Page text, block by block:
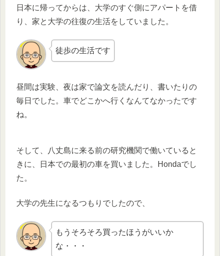
日本に帰ってからは、大学のすぐ側にアパートを借
り、家と大学の往復の生活をしていました。
徒歩の生活です
昼間は実験、夜は家で論文を読んだり、書いたりの
毎日でした。車でどこかへ行くなんてなかったです
ね。
そして、八丈島に来る前の研究機関で働いていると
きに、日本での最初の車を買いました。Hondaでし
た。
大学の先生になるつもりでしたので、
もうそろそろ買ったほうがいいか
な・・・